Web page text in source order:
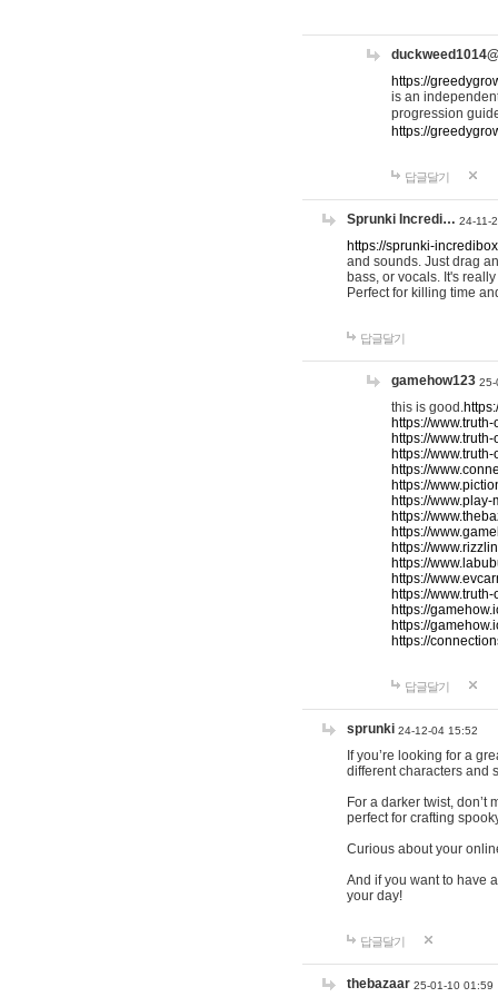
https://
is an
progression
https://
답글달기
Sprunki Incredi… 24-11-
https://sprunki-
and sounds. Just drag
bass, or vocals. It's
Perfect for killing time
답글달기
gamehow123 25-
this is good.
https://
https://
https://
https://
https://
https://
https://
https://
https://
https://
https://
https://
https://
https://
https://
답글달기
sprunki 24-12-04 15:52
If you’re looking for a
different characters and
For a darker twist, don’t
perfect for crafting
Curious about your
And if you want to have
your day!
답글달기
thebazaar 25-01-10 01:59